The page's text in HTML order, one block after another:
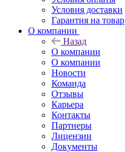
Условия доставки
Гарантия на товар
О компании
Назад
О компании
О компании
Новости
Команда
Отзывы
Карьера
Контакты
Партнеры
Лицензии
Документы